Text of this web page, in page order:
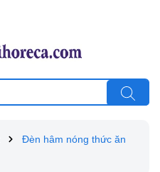
Đèn hâm nóng thức ăn